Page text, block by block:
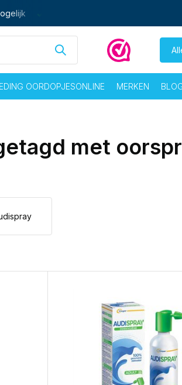
OORDOPJESONLINE MERKEN
met